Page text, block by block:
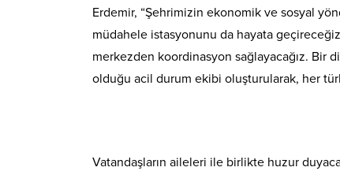
Erdemir, “Şehrimizin ekonomik ve sosyal
müdahele istasyonunu da hayata
merkezden koordinasyon sağlayacağız.
olduğu acil durum ekibi oluşturularak, her
Vatandaşların aileleri ile birlikte huzur